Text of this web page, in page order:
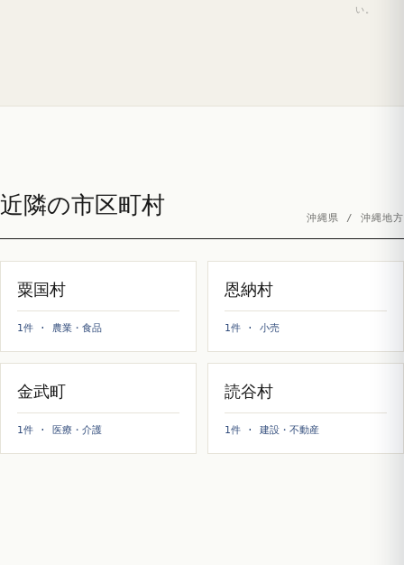
い。
近隣の市区町村 沖縄県 / 沖縄地方
粟国村
1件 · 農業・食品
恩納村
1件 · 小売
金武町
1件 · 医療・介護
読谷村
1件 · 建設・不動産